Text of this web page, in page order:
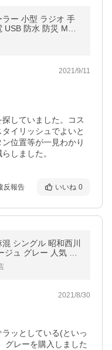
ー 小型 ラジオ 手
防水 防災 MD-
2021/9/11
していました。コス
イリッシュでよいと
位置等が一見わかり
しました。
反報告 いいね 0
シングル 昭和西川
ュ グレー 人気 ラ
サラ お得2枚セッ
2021/8/30
ッとしている(といっ
グレーを購入しました